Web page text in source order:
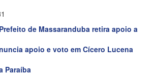
de Massaranduba retira apoio a
apoio e voto em Cícero Lucena
Paraíba